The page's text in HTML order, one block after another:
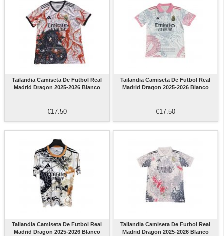
Tailandia Camiseta De Futbol Real
Madrid Dragon 2025-2026 Blanco
€17.50
Tailandia Camiseta De Futbol Real
Madrid Dragon 2025-2026 Blanco
€17.50
Tailandia Camiseta De Futbol Real
Madrid Dragon 2025-2026 Blanco
Tailandia Camiseta De Futbol Real
Madrid Dragon 2025-2026 Blanco